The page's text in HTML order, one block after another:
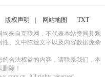
版权声明 网站地图
TXT
来自互联网，不代表本站赞同其观
、文中陈述文字以及内容数据庞杂
合法权益的内容，请联系我们，本
除！